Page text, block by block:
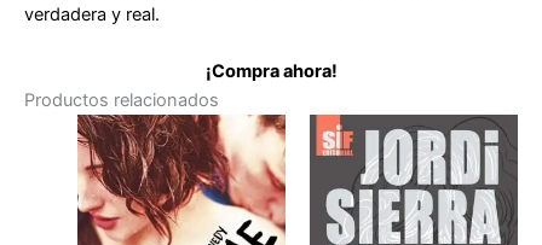
verdadera y real.
¡Compra ahora!
Productos relacionados